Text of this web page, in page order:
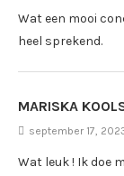
Wat een mooi
heel sprekend.
MARISKA
september 17,
Wat leuk ! Ik doe